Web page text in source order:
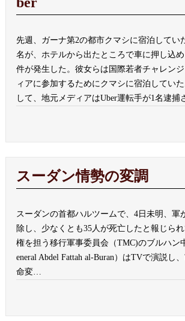
先週、ガーナ第2の都市クマシに宿泊してい
名が、ホテルから出たところで車に押し込
件が発生した。彼女らは国際若者チャレン
ィアに参加するためにクマシに宿泊してい
して、地元メディアはUber運転手が1名逮捕
スーダン情勢の変調
スーダンの首都ハルツームで、4日未明、軍
除し、少なくとも35人が死亡したと報じら
権を担う移行軍事委員会（TMC)のブルハン
eneral Abdel Fattah al-Buran）はTVで演説し
命変…